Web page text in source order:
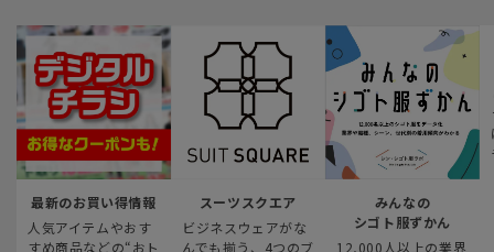
最新のお買い得情報
人気アイテムやおす
すめ商品などの“おト
スーツスクエア
ビジネスウェアがな
んでも揃う、4つのブ
みんなの
シゴト服ずかん
12,000人以上の業界